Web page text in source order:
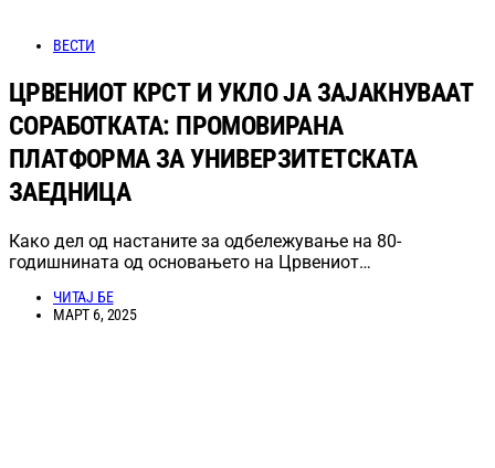
ВЕСТИ
ЦРВЕНИОТ КРСТ И УКЛО ЈА ЗАЈАКНУВААТ
СОРАБОТКАТА: ПРОМОВИРАНА
ПЛАТФОРМА ЗА УНИВЕРЗИТЕТСКАТА
ЗАЕДНИЦА
Како дел од настаните за одбележување на 80-
годишнината од основањето на Црвениот…
ЧИТАЈ БЕ
МАРТ 6, 2025